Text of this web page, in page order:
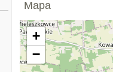
Mapa
+
−